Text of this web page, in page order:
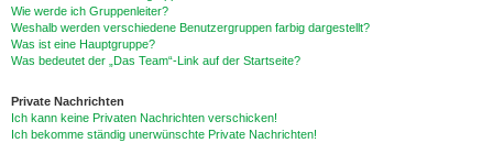
Wie werde ich Gruppenleiter?
Weshalb werden verschiedene Benutzergruppen farbig dargestellt?
Was ist eine Hauptgruppe?
Was bedeutet der „Das Team“-Link auf der Startseite?
Private Nachrichten
Ich kann keine Privaten Nachrichten verschicken!
Ich bekomme ständig unerwünschte Private Nachrichten!